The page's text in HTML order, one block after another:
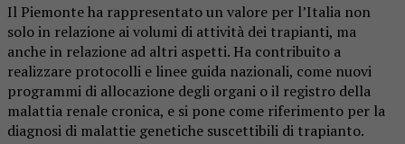
Il Piemonte ha rappresentato un valore per l’Italia non
solo in relazione ai volumi di attività dei trapianti, ma
anche in relazione ad altri aspetti. Ha contribuito a
realizzare protocolli e linee guida nazionali, come nuovi
programmi di allocazione degli organi o il registro della
malattia renale cronica, e si pone come riferimento per la
diagnosi di malattie genetiche suscettibili di trapianto.